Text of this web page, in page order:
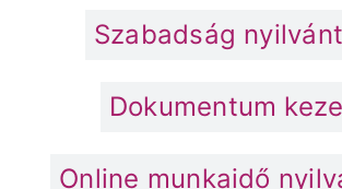
Szabadság
Dokumentum
Online munkaidő